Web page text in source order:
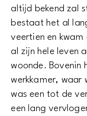
altijd bekend zal
bestaat het al
veertien en
al zijn hele leven
woonde. Bovenin
werkkamer, waar
was een tot de
een lang